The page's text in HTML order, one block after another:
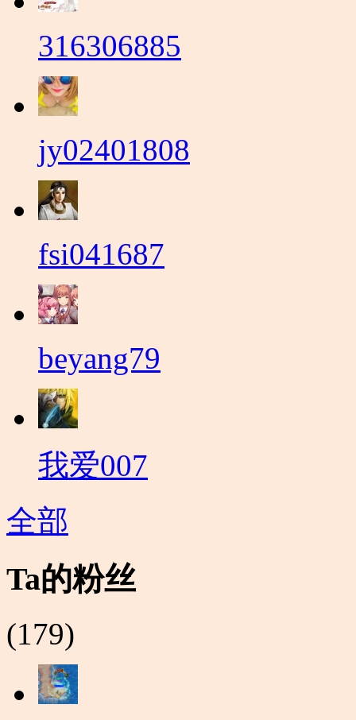
316306885
jy02401808
fsi041687
beyang79
我爱007
全部
Ta的粉丝
(179)